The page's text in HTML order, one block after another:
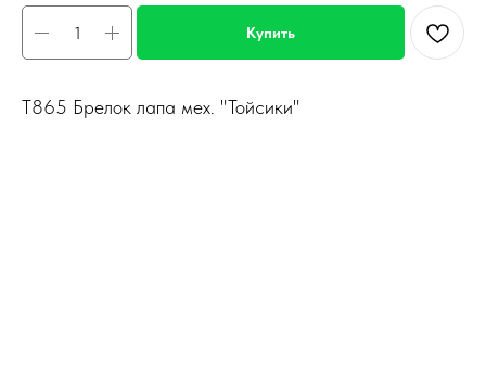
Купить
Т865 Брелок лапа мех. "Тойсики"